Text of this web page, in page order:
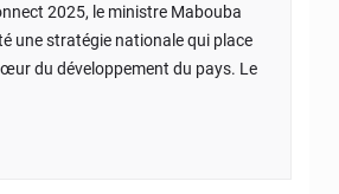
2025, le ministre Mabouba
une stratégie nationale qui place
du développement du pays. Le